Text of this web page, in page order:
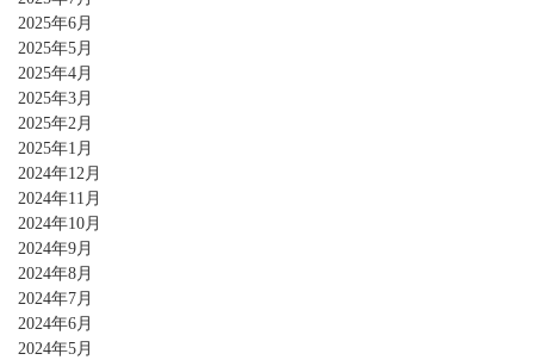
2025年6月
2025年5月
2025年4月
2025年3月
2025年2月
2025年1月
2024年12月
2024年11月
2024年10月
2024年9月
2024年8月
2024年7月
2024年6月
2024年5月